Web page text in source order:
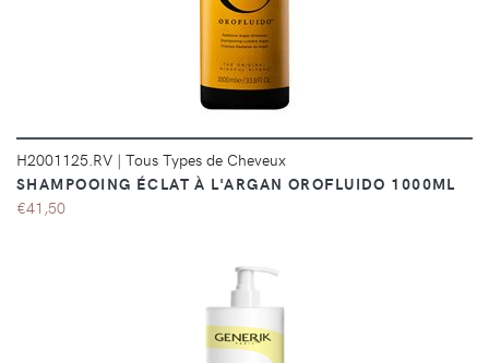
H2001125.RV | Tous Types de Cheveux
SHAMPOOING ÉCLAT À L'ARGAN OROFLUIDO 1000ML
€41,50